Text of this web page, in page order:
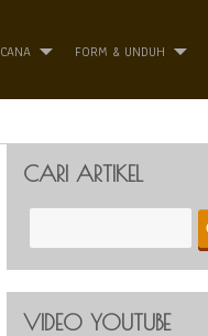
FORM & UNDUH
CARI ARTIKEL
VIDEO YOUTUBE